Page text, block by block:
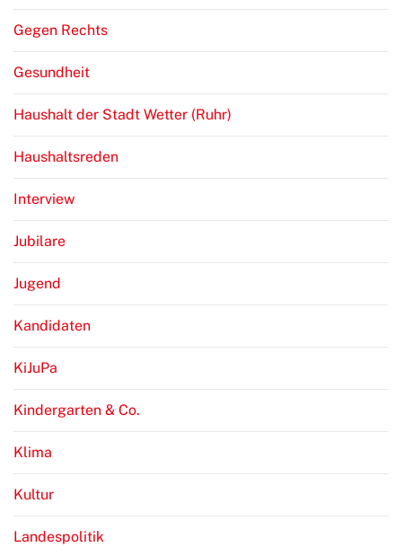
Gegen Rechts
Gesundheit
Haushalt der Stadt Wetter (Ruhr)
Haushaltsreden
Interview
Jubilare
Jugend
Kandidaten
KiJuPa
Kindergarten & Co.
Klima
Kultur
Landespolitik